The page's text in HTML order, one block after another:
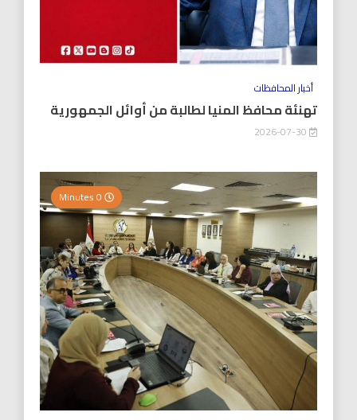
أخبار المحافظات
تهنئة محافظ المنيا لطالبة من أوائل الجمهورية